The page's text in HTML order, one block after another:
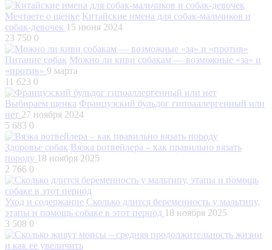
Мечтаете о щенке Китайские имена для собак-мальчиков и
собак-девочек 15 июня 2024
23 750 0
Питание собак Можно ли киви собакам — возможные «за» и
«против» 9 марта
11 623 0
Выбираем щенка Французский бульдог гипоаллергенный или
нет 27 ноября 2024
5 683 0
Здоровье собак Вязка ротвейлера – как правильно вязать
породу 18 ноября 2025
2 766 0
Уход и содержание Сколько длится беременность у мальтипу,
этапы и помощь собаке в этот период 18 ноября 2025
3 508 0